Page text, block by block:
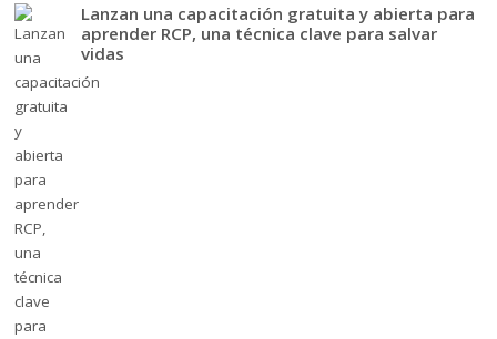
Lanzan una capacitación gratuita y abierta para
aprender RCP, una técnica clave para salvar
vidas